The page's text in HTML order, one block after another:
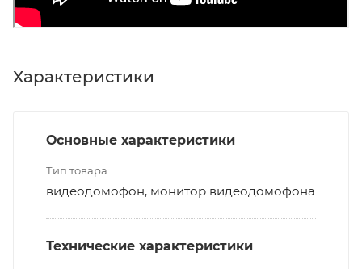
Характеристики
Основные характеристики
Тип товара
видеодомофон, монитор видеодомофона
Технические характеристики